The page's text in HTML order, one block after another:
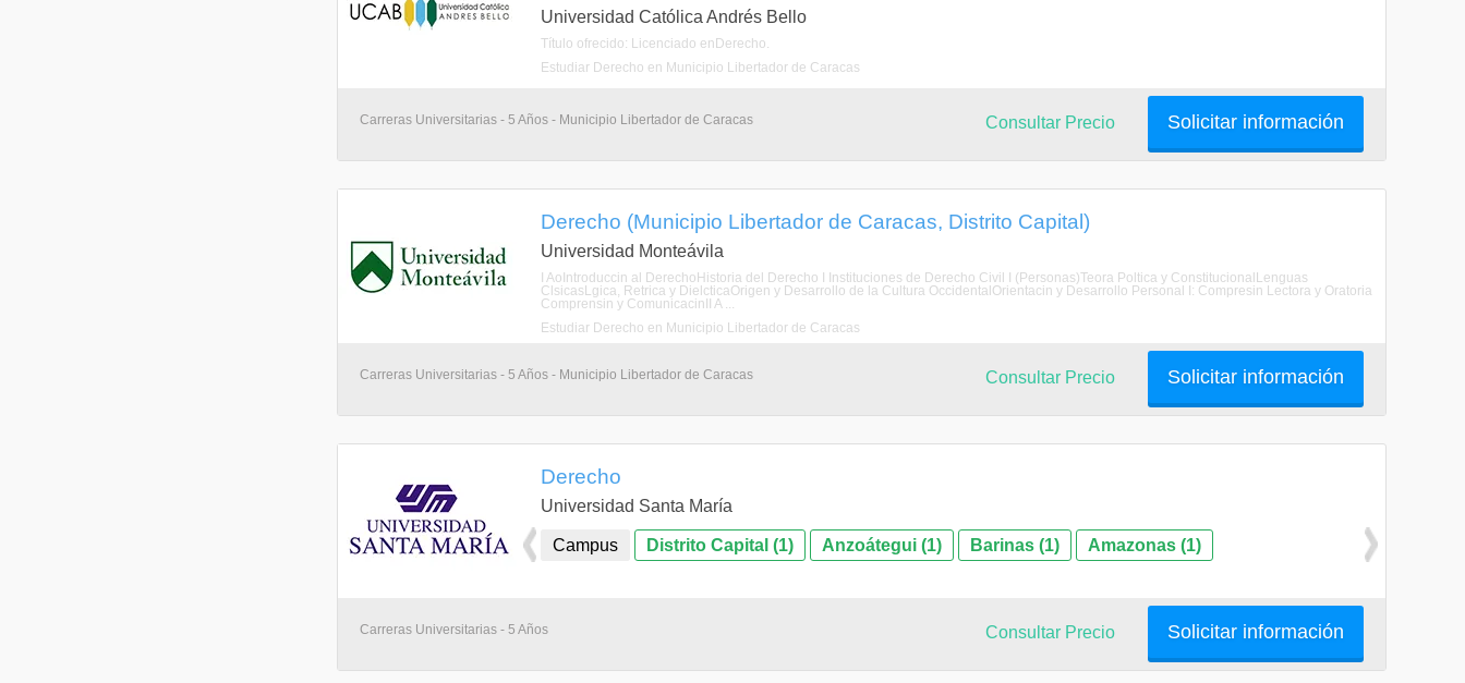
Universidad Católica Andrés Bello
Título ofrecido: Licenciado enDerecho.
Estudiar Derecho en Municipio Libertador de Caracas
Carreras Universitarias - 5 Años - Municipio Libertador de Caracas Solicitar información
Consultar Precio
Derecho (Municipio Libertador de Caracas, Distrito Capital)
Universidad Monteávila
I AoIntroduccin al DerechoHistoria del Derecho I Instituciones de Derecho Civil I (Personas)Teora Poltica y ConstitucionalLenguas
ClsicasLgica, Retrica y DielcticaOrigen y Desarrollo de la Cultura OccidentalOrientacin y Desarrollo Personal I: Compresin Lectora y Oratoria
Comprensin y ComunicacinII A ...
Estudiar Derecho en Municipio Libertador de Caracas
Carreras Universitarias - 5 Años - Municipio Libertador de Caracas Solicitar información
Consultar Precio
Derecho
Universidad Santa María
Campus Distrito Capital (1) Anzoátegui (1) Barinas (1) Amazonas (1)
Carreras Universitarias - 5 Años Solicitar información
Consultar Precio